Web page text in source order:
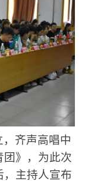
齐声高唱中
团》，为此次
，主持人宣布